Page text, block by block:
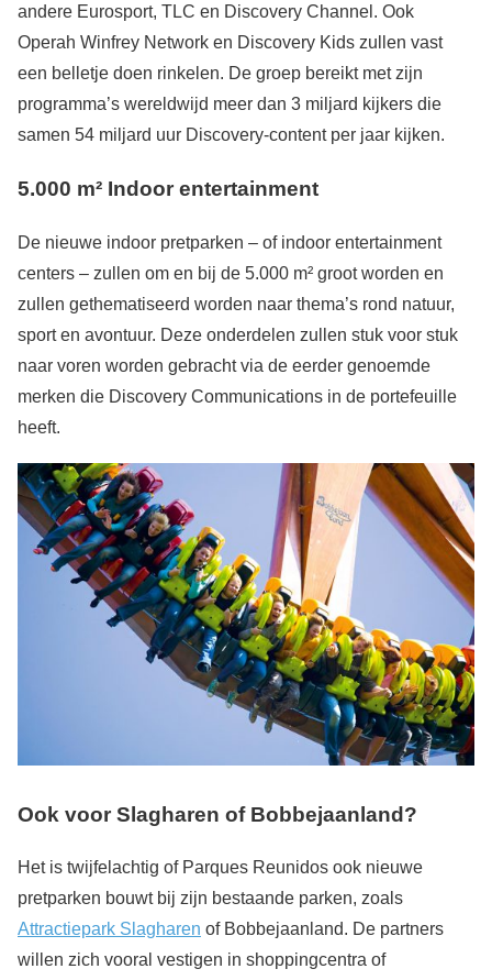
andere Eurosport, TLC en Discovery Channel. Ook
Operah Winfrey Network en Discovery Kids zullen vast
een belletje doen rinkelen. De groep bereikt met zijn
programma’s wereldwijd meer dan 3 miljard kijkers die
samen 54 miljard uur Discovery-content per jaar kijken.
5.000 m² Indoor entertainment
De nieuwe indoor pretparken – of indoor entertainment
centers – zullen om en bij de 5.000 m² groot worden en
zullen gethematiseerd worden naar thema’s rond natuur,
sport en avontuur. Deze onderdelen zullen stuk voor stuk
naar voren worden gebracht via de eerder genoemde
merken die Discovery Communications in de portefeuille
heeft.
Ook voor Slagharen of Bobbejaanland?
Het is twijfelachtig of Parques Reunidos ook nieuwe
pretparken bouwt bij zijn bestaande parken, zoals
Attractiepark Slagharen of Bobbejaanland. De partners
willen zich vooral vestigen in shoppingcentra of